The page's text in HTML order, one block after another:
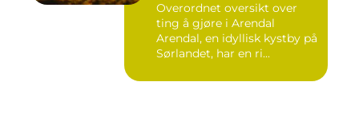
Overordnet oversikt over
ting å gjøre i Arendal
Arendal, en idyllisk kystby på
Sørlandet, har en ri...